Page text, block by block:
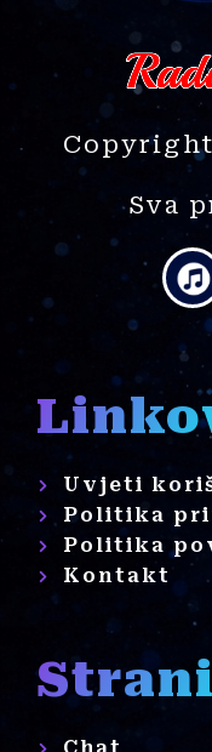
Copyright
Sva
Uvjeti
Politika
Politika
Kontakt